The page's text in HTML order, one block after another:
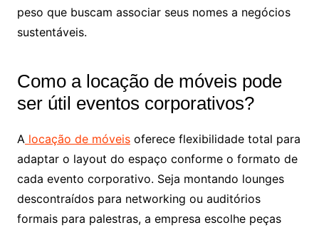
peso que buscam associar seus nomes a negócios
sustentáveis.
Como a locação de móveis pode
ser útil eventos corporativos?
A locação de móveisoferece flexibilidade total para
adaptar o layout do espaço conforme o formato de
cada evento corporativo. Seja montando lounges
descontraídos para networking ou auditórios
formais para palestras, a empresa escolhe peças